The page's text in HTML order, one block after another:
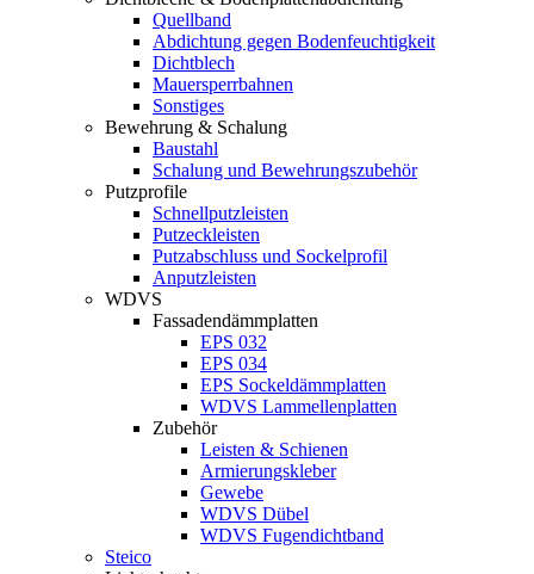
Quellband
Abdichtung gegen Bodenfeuchtigkeit
Dichtblech
Mauersperrbahnen
Sonstiges
Bewehrung & Schalung
Baustahl
Schalung und Bewehrungszubehör
Putzprofile
Schnellputzleisten
Putzeckleisten
Putzabschluss und Sockelprofil
Anputzleisten
WDVS
Fassadendämmplatten
EPS 032
EPS 034
EPS Sockeldämmplatten
WDVS Lammellenplatten
Zubehör
Leisten & Schienen
Armierungskleber
Gewebe
WDVS Dübel
WDVS Fugendichtband
Steico